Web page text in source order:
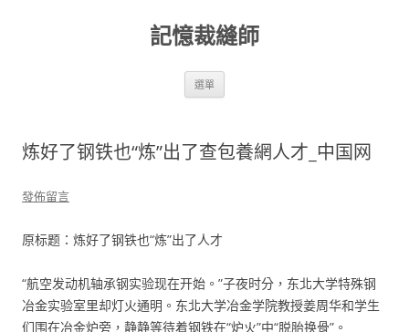
記憶裁縫師
選單
炼好了钢铁也“炼”出了查包養網人才_中国网
發佈留言
原标题：炼好了钢铁也“炼”出了人才
“航空发动机轴承钢实验现在开始。”子夜时分，东北大学特殊钢
冶金实验室里却灯火通明。东北大学冶金学院教授姜周华和学生
们围在冶金炉旁，静静等待着钢铁在“炉火”中“脱胎换骨”。